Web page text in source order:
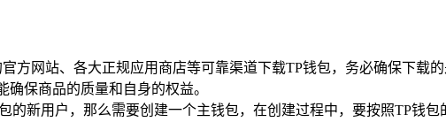
方网站、各大正规应用商店等可靠渠道下载TP钱包，务必确保下载
保商品的质量和自身的权益。
的新用户，那么需要创建一个主钱包，在创建过程中，要按照TP钱